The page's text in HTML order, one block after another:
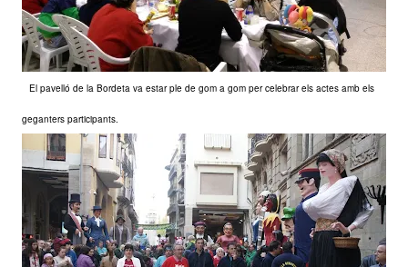
El pavelló de la Bordeta va estar ple de gom a gom per celebrar els actes amb els
geganters participants.